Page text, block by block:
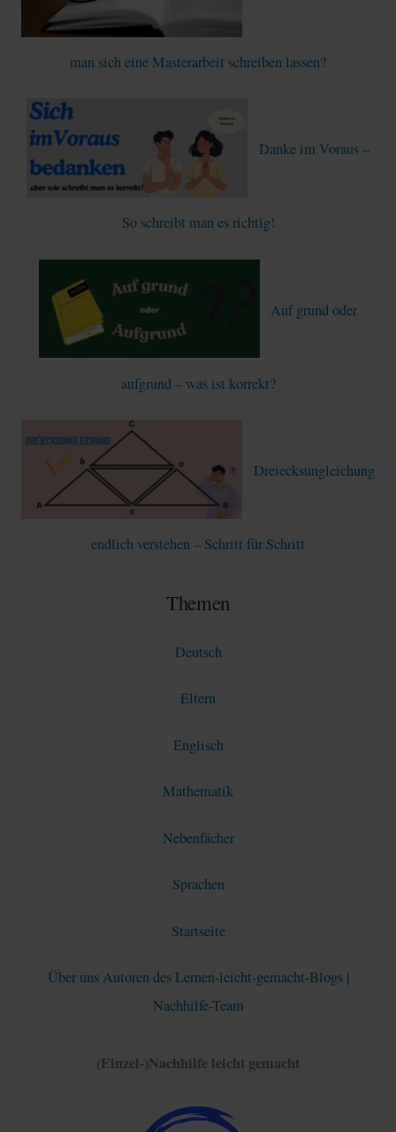
man sich eine Masterarbeit schreiben lassen?
Danke im Voraus –
So schreibt man es richtig!
Auf grund oder
aufgrund – was ist korrekt?
Dreiecksungleichung
endlich verstehen – Schritt für Schritt
Themen
Deutsch
Eltern
Englisch
Mathematik
Nebenfächer
Sprachen
Startseite
Über uns Autoren des Lernen-leicht-gemacht-Blogs |
Nachhilfe-Team
(Einzel-)Nachhilfe leicht gemacht